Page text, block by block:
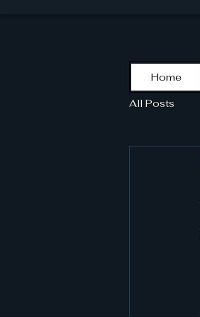
All Posts
Home